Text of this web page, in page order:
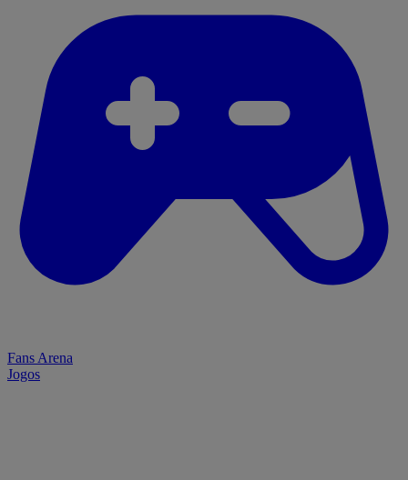
Fans Arena
Jogos